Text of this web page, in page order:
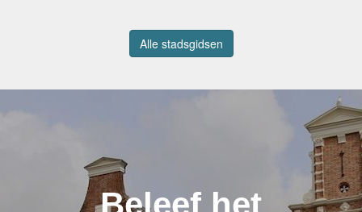
Alle stadsgidsen
Beleef het